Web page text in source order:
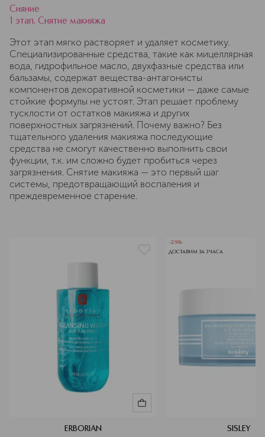
Сияние
1 этап. Снятие макияжа
Этот этап мягко растворяет и удаляет косметику.
Специализированные средства, такие как мицеллярная
вода, гидрофильное масло, двухфазные средства или
бальзамы, содержат вещества-антагонисты
компонентов декоративной косметики — даже самые
стойкие формулы не устоят. Этап решает проблему
тусклости от остатков макияжа и других
поверхностных загрязнений. Почему важно? Без
тщательного удаления макияжа последующие
средства не смогут качественно выполнить свои
функции, т.к. им сложно будет пробиться через
загрязнения. Снятие макияжа — это первый шаг
системы, предотвращающий воспаления и
преждевременное старение.
ERBORIAN
-25%
ДОСТАВИМ ЗА 3 ЧАСА
SISLEY